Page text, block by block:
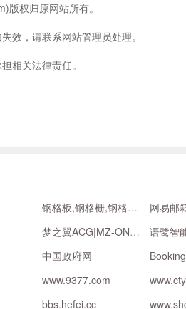
权归原网站所有。
效，请联系网站管理员处理。
相关法律责任。
钢格板,钢格栅,钢格栅板,专业热镀锌钢格板生产厂家 - 安平县正辰丝网公司
网易邮
梦之翼ACG|MZ-ONEACG
语鹭智
中国政府网
www.9377.com
bbs.hefei.cc